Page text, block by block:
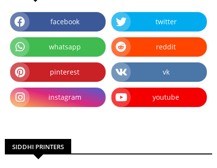
facebook twitter
whatsapp reddit
pinterest vk
instagram youtube
SIDDHI PRINTERS